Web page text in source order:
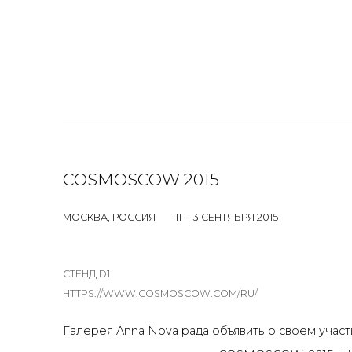
COSMOSCOW 2015
МОСКВА, РОССИЯ 11 - 13 СЕНТЯБРЯ 2015
СТЕНД D1
HTTPS://WWW.COSMOSCOW.COM/RU/
Галерея Anna Nova рада объявить о своем